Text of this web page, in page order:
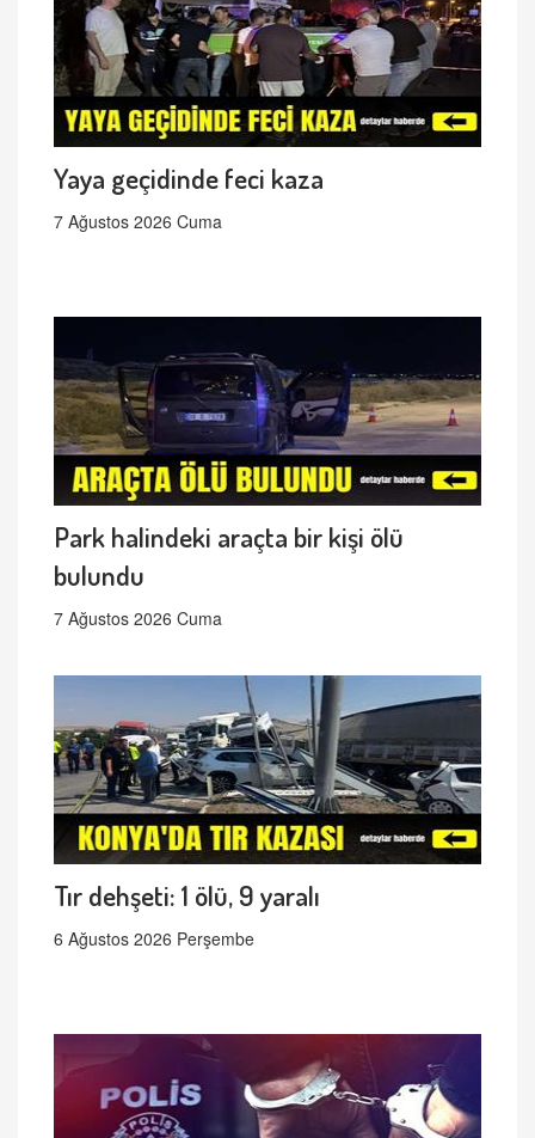
Yaya geçidinde feci kaza
7 Ağustos 2026 Cuma
Park halindeki araçta bir kişi ölü
bulundu
7 Ağustos 2026 Cuma
Tır dehşeti: 1 ölü, 9 yaralı
6 Ağustos 2026 Perşembe